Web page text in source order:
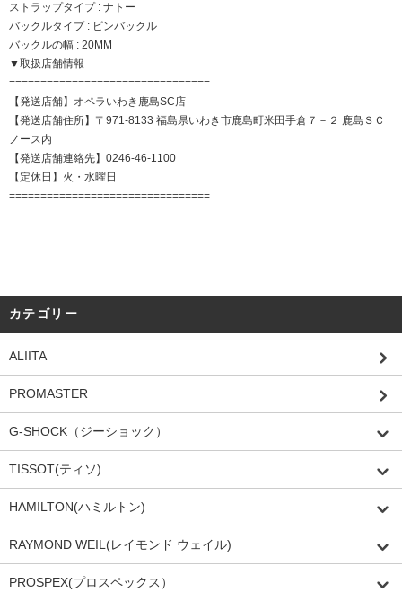
ストラップタイプ : ナトー
バックルタイプ : ピンバックル
バックルの幅 : 20MM
▼取扱店舗情報
================================
【発送店舗】オペラいわき鹿島SC店
【発送店舗住所】〒971-8133 福島県いわき市鹿島町米田手倉７－２ 鹿島ＳＣ
ノース内
【発送店舗連絡先】0246-46-1100
【定休日】火・水曜日
================================
カテゴリー
ALIITA
PROMASTER
G-SHOCK（ジーショック）
TISSOT(ティソ)
HAMILTON(ハミルトン)
RAYMOND WEIL(レイモンド ウェイル)
PROSPEX(プロスペックス）